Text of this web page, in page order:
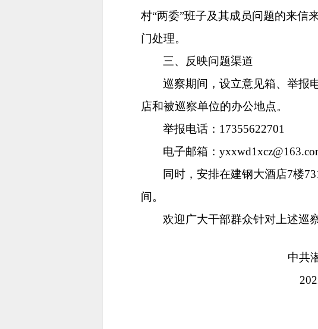
村“两委”班子及其成员问题的来信
门处理。
三、反映问题渠道
巡察期间，设立意见箱、举报
店和被巡察单位的办公地点。
举报电话：17355622701
电子邮箱：
同时，安排在建钢大酒店7楼
间。
欢迎广大干部群众针对上述巡
中共潜山市委巡
2022年7月